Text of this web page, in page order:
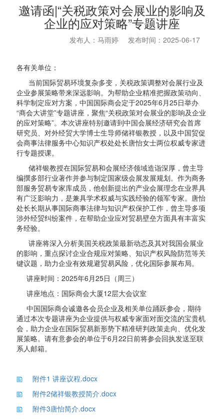
邀请函|“关税政策对会展业的影响及
企业的应对策略”专题讲座
发布人：马雨婷 发布时间：2025-06-17
各有关单位：
当前国际贸易环境复杂多变，关税政策调整对会展行业及
企业参展策略带来深远影响。为帮助企业精准把握政策动向、
科学制定应对方案，中国国际商会定于2025年6月25日举办
“商会大讲堂”专题讲座，聚焦“关税政策对会展业的影响及企业
的应对策略”。本次讲座特别邀请到中国会展经济研究会首席
研究员、对外经贸大学博士生导师储祥银教授，以及中国贸促
会商事法律服务中心知识产权处处长唐怡女士两位权威专家进
行专题授课。
储祥银教授在国际贸易和会展经济领域造诣深厚，曾主导
编撰多部行业著作并参与制定国家级会展发展规划。作为商务
部服务贸易专家库成员，他创新提出的产业会展理念在业界具
有广泛影响力，是兼具学术权威与实践经验的领军专家。唐怡
处长长期从事国际商事法律与知识产权保护工作，曾主导多项
涉外经贸纠纷案件，在帮助企业应对贸易壁垒方面具有丰富实
务经验。
讲座将深入分析美国关税政策最新动态及其对我国会展业
的影响，重点探讨企业合规应对策略、知识产权风险防范等关
键议题，助力企业有效规避贸易风险，优化国际参展布局。
讲座时间：2025年6月25日（周三）
讲座地点：国际商会大厦12层大会议室
中国国际商会诚邀各会员企业及相关单位踊跃参会，期待
通过本次专题讲座为企业提供与权威专家面对面交流的宝贵机
会，助力企业在国际贸易新形势下精准研判政策走向、优化发
展策略。请有意参会的单位于6月22日前将参会回执发送至联
系人邮箱。
附件1 讲座议程.docx
附件2储祥银教授简介.docx
附件3唐怡简介.docx